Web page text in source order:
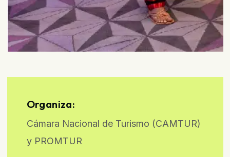
Organiza:
Cámara Nacional de Turismo (CAMTUR)
y PROMTUR